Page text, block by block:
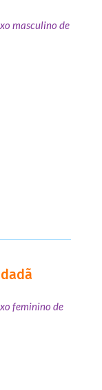
masculino de
feminino de